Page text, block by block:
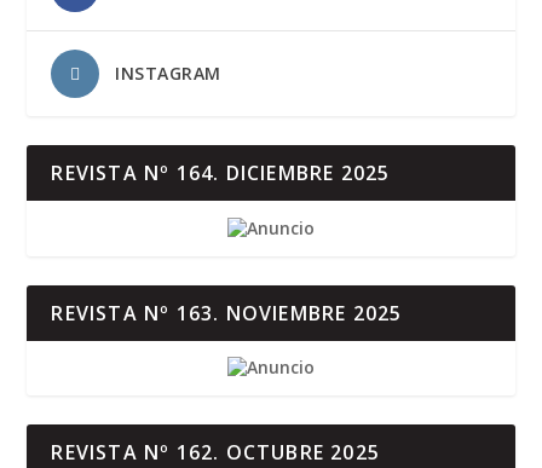
INSTAGRAM
REVISTA Nº 164. DICIEMBRE 2025
REVISTA Nº 163. NOVIEMBRE 2025
REVISTA Nº 162. OCTUBRE 2025